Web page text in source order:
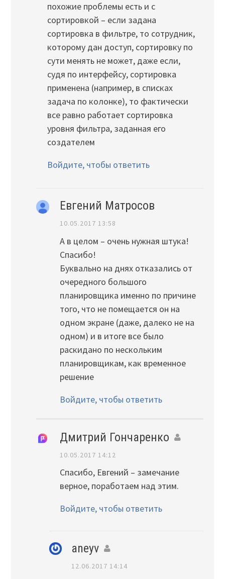
похожие проблемы есть и с
сортировкой – если задана
сортировка в фильтре, то сотрудник,
которому дан доступ, сортировку по
сути менять не может, даже если,
судя по интерфейсу, сортировка
применена (например, в списках
задача по колонке), то фактически
все равно работает сортировка
уровня фильтра, заданная его
создателем
Войдите, чтобы ответить
Евгений Матросов
10.05.2017 13:58
А в целом – очень нужная штука!
Спасибо!
Буквально на днях отказались от
очередного большого
планировщика именно по причине
того, что не помещается он на
одном экране (даже, далеко не на
одном) и в итоге все было
раскидано по нескольким
планировщикам, как временное
решение
Войдите, чтобы ответить
Дмитрий Гончаренко
10.05.2017 14:12
Спасибо, Евгений – замечание
верное, поработаем над этим.
Войдите, чтобы ответить
aneyv
12.06.2017 14:14